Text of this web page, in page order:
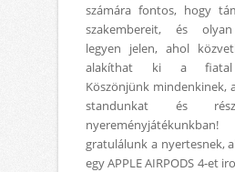
számára fontos, hogy
szakembereit, és olyan
legyen jelen, ahol
alakíthat ki a fiatal
Köszönjünk mindenkinek,
standunkat és
gratulálunk a nyertesnek,
egy APPLE AIRPODS 4-et